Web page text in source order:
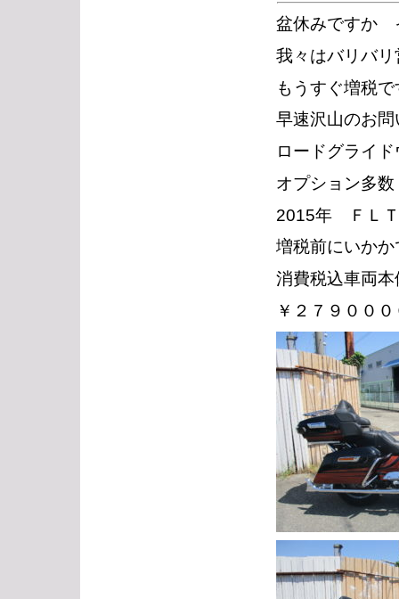
盆休みですか
我々はバリバ
もうすぐ増税で
早速沢山のお
ロードグライ
オプション多
2015年 ＦＬ
増税前にいかか
消費税込車両本
￥２７９０００